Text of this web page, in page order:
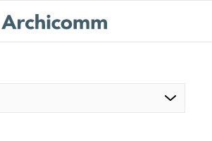
be-FR